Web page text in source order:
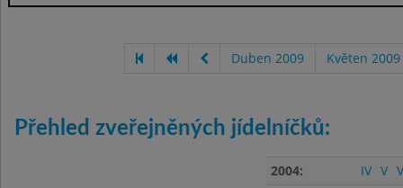
Duben 2009 Květen 2009
Přehled zveřejněných jídelníčků:
2004: IV V